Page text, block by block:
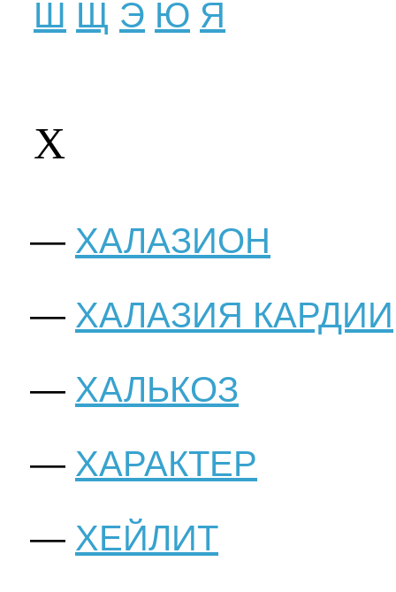
Ш Щ Э Ю Я
Х
ХАЛАЗИОН
ХАЛАЗИЯ КАРДИИ
ХАЛЬКОЗ
ХАРАКТЕР
ХЕЙЛИТ